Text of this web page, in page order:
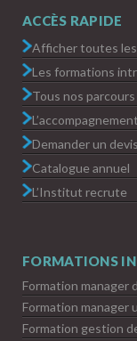
ACCÈS RAPIDE
Afficher toutes
Les formations
Tous nos
Demander un
Catalogue annuel
L’Institut recrute
FORMATIONS
Formation manager
Formation manager
Formation gestion